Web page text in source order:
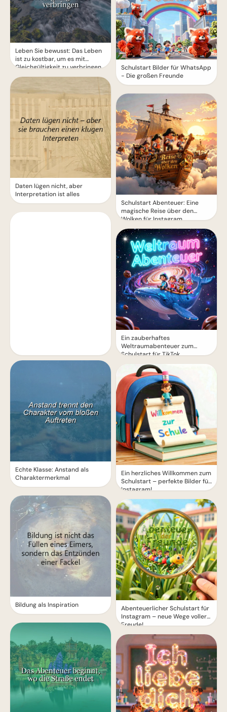
Leben Sie bewusst: Das Leben
ist zu kostbar, um es mit
Gleichgültigkeit zu verbringen
Daten lügen nicht, aber
Interpretation ist alles
Echte Klasse: Anstand als
Charaktermerkmal
Bildung als Inspiration
Schulstart Bilder für WhatsApp
- Die großen Freunde
Schulstart Abenteuer: Eine
magische Reise über den
Wolken für Instagram
Ein zauberhaftes
Weltraumabenteuer zum
Schulstart für TikTok
Ein herzliches Willkommen zum
Schulstart – perfekte Bilder für
Instagram!
Abenteuerlicher Schulstart für
Instagram – neue Wege voller
Freude!